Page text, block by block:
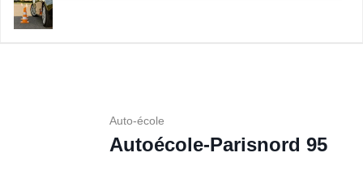
Auto-école
Autoécole-Parisnord 95